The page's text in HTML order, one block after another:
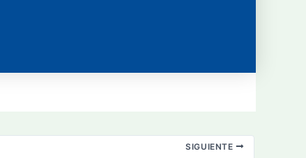
SIGUIENTE